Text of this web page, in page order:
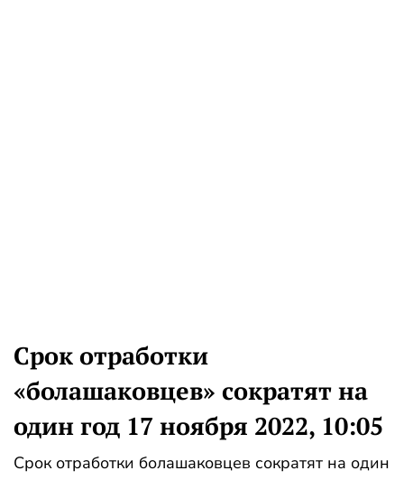
Срок отработки
«болашаковцев» сократят на
один год 17 ноября 2022, 10:05
Срок отработки болашаковцев сократят на один